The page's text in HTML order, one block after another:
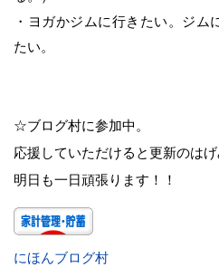
・ヨガかジムに行きたい。ジム
たい。
☆ブログ村に参加中。
応援していただけると更新のはげ
明日も一日頑張ります！！
にほんブログ村